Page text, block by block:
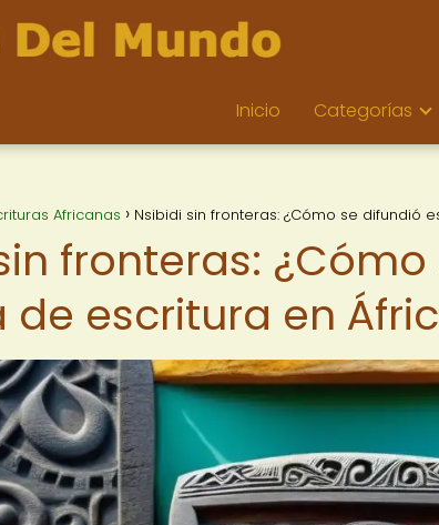
Inicio Categorías
Africanas Nsibidi sin fronteras: ¿Cómo se difundió
fronteras:
de escritura en